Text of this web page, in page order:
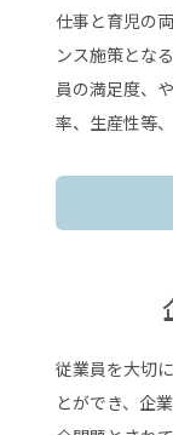
仕事と育児の
ンス施策とな
員の満足度、
率、生産性等
従業員を大切
とができ、企